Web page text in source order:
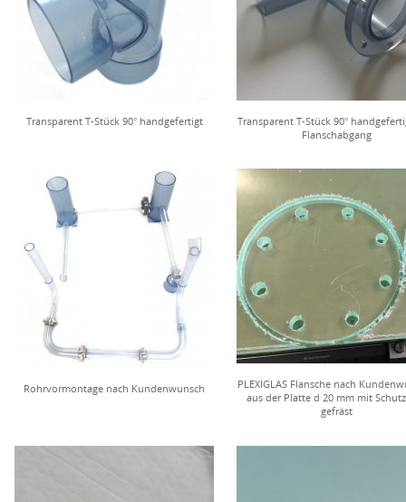
Transparent T-Stück 90° handgefertigt
Transparent T-Stück 90°
Flanschabgang
Rohrvormontage nach Kundenwunsch
PLEXIGLAS Flansche nach
aus der Platte d 20 mm mit
gefräst